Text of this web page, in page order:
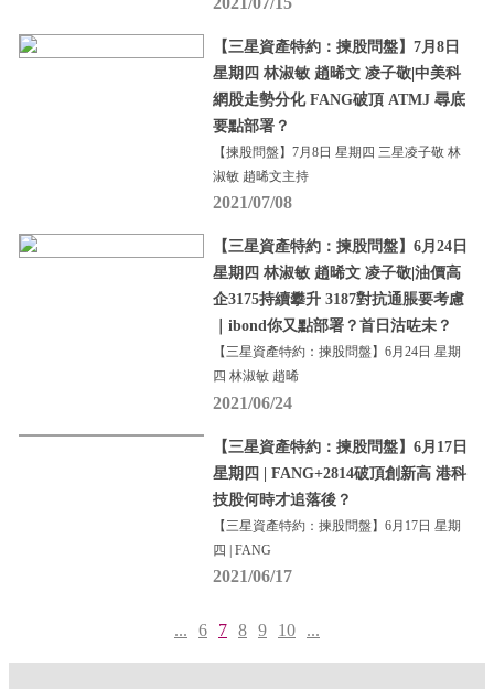
【三星資產特約：揀股問盤】7月8日
星期四 林淑敏 趙晞文 凌子敬|中美科
網股走勢分化 FANG破頂 ATMJ 尋底
要點部署？
【揀股問盤】7月8日 星期四 三星凌子敬 林
淑敏 趙晞文主持
2021/07/08
【三星資產特約：揀股問盤】6月24日
星期四 林淑敏 趙晞文 凌子敬|油價高
企3175持續攀升 3187對抗通脹要考慮
｜ibond你又點部署？首日沽咗未？
【三星資產特約：揀股問盤】6月24日 星期
四 林淑敏 趙晞
2021/06/24
【三星資產特約：揀股問盤】6月17日
星期四 | FANG+2814破頂創新高 港科
技股何時才追落後？
【三星資產特約：揀股問盤】6月17日 星期
四 | FANG
2021/06/17
... 6 7 8 9 10 ...